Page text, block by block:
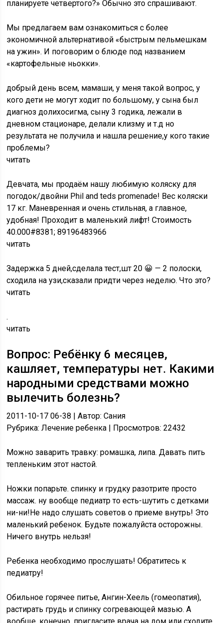
планируете четвертого?» Обычно это спрашивают.
Мы предлагаем вам ознакомиться с более
экономичной альтернативой «быстрым пельмешкам
на ужин». И поговорим о блюде под названием
«картофельные ньокки».
добрый день всем, мамаши, у меня такой вопрос, у
кого дети не могут ходит по большому, у сына был
диагноз долихосигма, сыну 3 годика, лежали в
дневном стационаре, делали клизму и т.д но
результата не получила и нашла решение,у кого такие
проблемы?
читать
Девчата, мы продаём нашу любимую коляску для
погодок/двойни Phil and teds promenade! Вес коляски
17 кг. Маневренная и очень стильная, а главное,
удобная! Проходит в маленький лифт! Стоимость
40.000#8381; 89196483966
читать
Задержка 5 дней,сделала тест,шт 20 😀 — 2 полоски,
сходила на узи,сказали придти через неделю. Что это?
читать
.
читать
Вопрос: Ребёнку 6 месяцев,
кашляет, температуры нет. Какими
народными средствами можно
вылечить болезнь?
2011-10-17 06-38 | Автор: Сания
Рубрика: Лечение ребенка | Просмотров: 22432
Можно заварить травку: ромашка, липа. Давать пить
тепленьким этот настой.
Ножки попарьте. спинку и грудку разотрите просто
массаж. ну вообще педиатр то есть-шутить с детками
ни-ни!Не надо слушать советов о приеме внутрь! Это
маленький ребенок. Будьте пожалуйста осторожны.
Ничего внутрь нельзя!
Ребенка необходимо прослушать! Обратитесь к
педиатру!
Обильное горячее питье, Ангин-Хеель (гомеопатия),
растирать грудь и спинку согревающей мазью. А